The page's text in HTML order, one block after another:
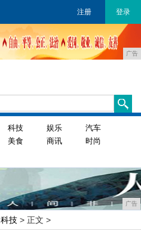
注册 登录
广告
科技 娱乐
汽车
美食 商讯
时尚
广告
科技 > 正文 >